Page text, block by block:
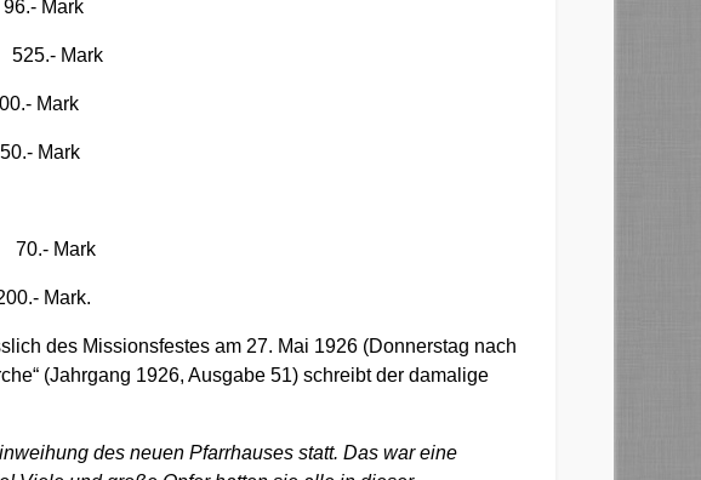
Mark
Mark
Mark.
des Missionsfestes am 27. Mai 1926 (Donnerstag nach
(Jahrgang 1926, Ausgabe 51) schreibt der damalige
des neuen Pfarrhauses statt. Das war eine